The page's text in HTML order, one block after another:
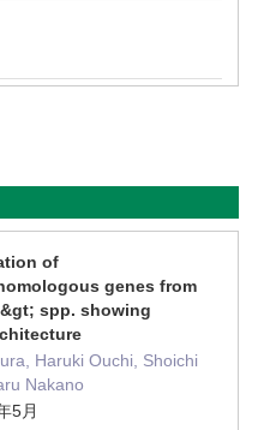
of
genes from
spp. showing
Haruki Ouchi, Shoichi
Nakano
5月